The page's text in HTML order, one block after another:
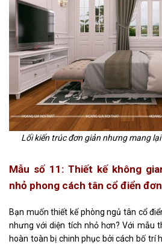
Lối kiến trúc đơn giản nhưng mang
Mẫu số 11: Thiết kế không
nhỏ phong cách tân cổ điển
Bạn muốn thiết kếphòng ngủ tân cổ
nhưng với diện tích nhỏ hơn? Với mẫu
hoàn toàn bị chinh phục bởi cách bố trí